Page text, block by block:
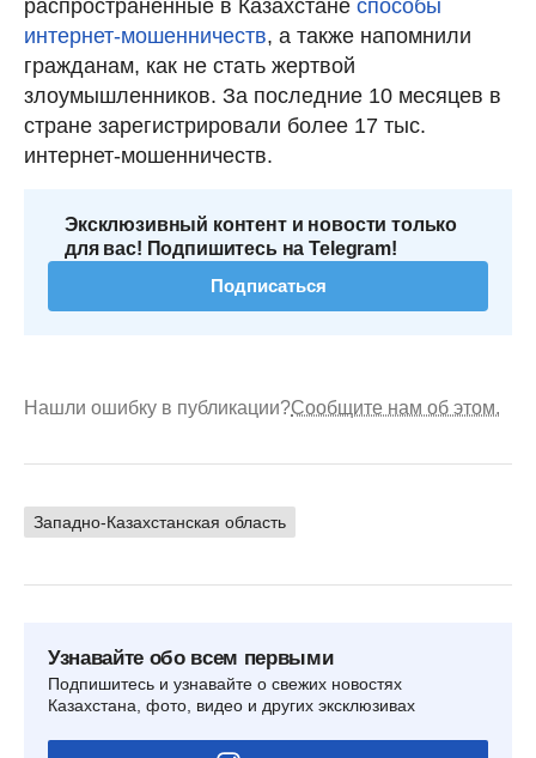
распространенные в Казахстане способы
интернет-мошенничеств, а также напомнили
гражданам, как не стать жертвой
злоумышленников. За последние 10 месяцев в
стране зарегистрировали более 17 тыс.
интернет-мошенничеств.
Эксклюзивный контент и новости только
для вас! Подпишитесь на Telegram!
Подписаться
Нашли ошибку в публикации?Сообщите нам об этом.
Западно-Казахстанская область
Узнавайте обо всем первыми
Подпишитесь и узнавайте о свежих новостях
Казахстана, фото, видео и других эксклюзивах